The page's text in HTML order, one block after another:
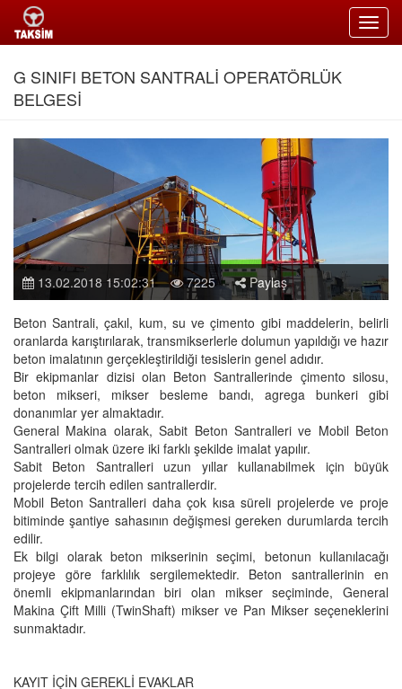
G SINIFI BETON SANTRALİ OPERATÖRLÜK
BELGESİ
13.02.2018 15:02:31 7225 Paylaş
Beton Santrali, çakıl, kum, su ve çimento gibi maddelerin, belirli
oranlarda karıştırılarak, transmikserlerle dolumun yapıldığı ve hazır
beton imalatının gerçekleştirildiği tesislerin genel adıdır.
Bir ekipmanlar dizisi olan Beton Santrallerinde çimento silosu,
beton mikseri, mikser besleme bandı, agrega bunkeri gibi
donanımlar yer almaktadır.
General Makina olarak, Sabit Beton Santralleri ve Mobil Beton
Santralleri olmak üzere iki farklı şekilde imalat yapılır.
Sabit Beton Santralleri uzun yıllar kullanabilmek için büyük
projelerde tercih edilen santrallerdir.
Mobil Beton Santralleri daha çok kısa süreli projelerde ve proje
bitiminde şantiye sahasının değişmesi gereken durumlarda tercih
edilir.
Ek bilgi olarak beton mikserinin seçimi, betonun kullanılacağı
projeye göre farklılık sergilemektedir. Beton santrallerinin en
önemli ekipmanlarından biri olan mikser seçiminde, General
Makina Çift Milli (TwinShaft) mikser ve Pan Mikser seçeneklerini
sunmaktadır.
KAYIT İÇİN GEREKLİ EVAKLAR